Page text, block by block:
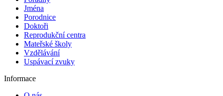
Jména
Porodnice
Doktoři
Reprodukční centra
Mateřské školy
Vzdělávání
Uspávací zvuky
Informace